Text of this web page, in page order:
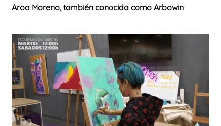
Aroa Moreno, también conocida como Arbowin